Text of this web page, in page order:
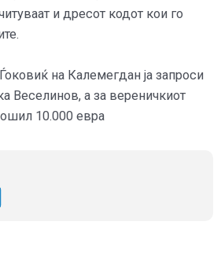
и дресот кодот кои го
на Калемегдан ја запроси
Веселинов, а за вереничкиот
10.000 евра